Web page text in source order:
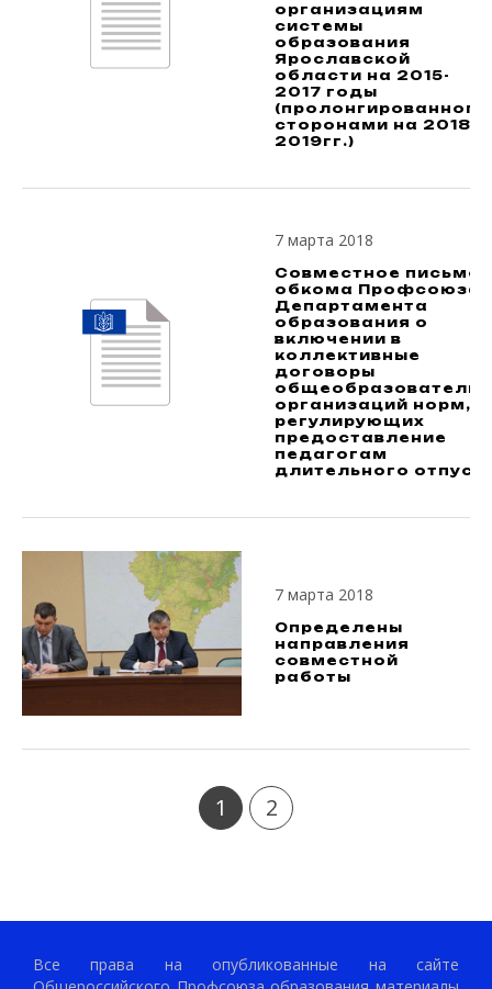
организациям
системы
образования
Ярославской
области на 2015-
2017 годы
(пролонгированного
сторонами на 2018-
2019гг.)
7 марта 2018
Совместное письмо
обкома Профсоюза
Департамента
образования о
включении в
коллективные
договоры
организаций норм,
регулирующих
предоставление
педагогам
длительного
7 марта 2018
Определены
направления
совместной
работы
1 2
Все права на опубликованные на сайте